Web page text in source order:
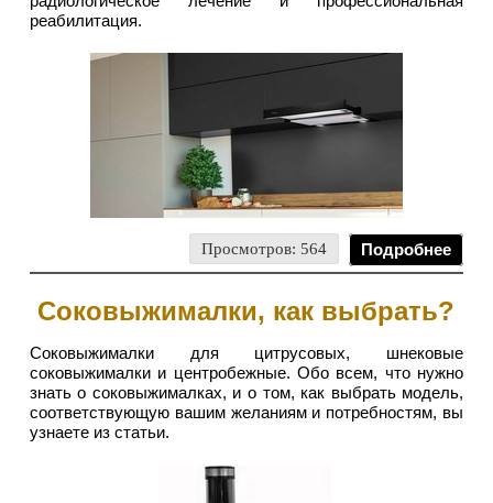
реабилитация.
Просмотров: 564 Подробнее
Соковыжималки, как выбрать?
Соковыжималки для цитрусовых, шнековые
соковыжималки и центробежные. Обо всем, что нужно
знать о соковыжималках, и о том, как выбрать модель,
соответствующую вашим желаниям и потребностям, вы
узнаете из статьи.